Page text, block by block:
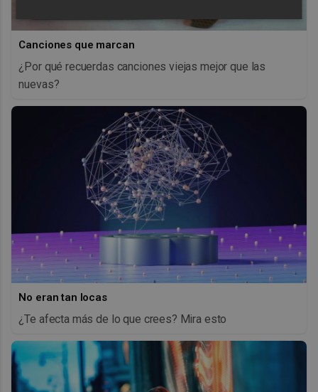
Canciones que marcan
¿Por qué recuerdas canciones viejas mejor que las
nuevas?
No eran tan locas
¿Te afecta más de lo que crees? Mira esto